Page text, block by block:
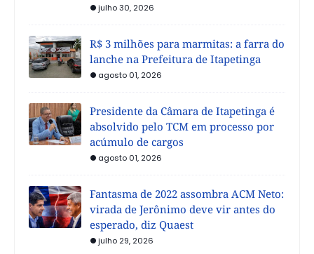
julho 30, 2026
R$ 3 milhões para marmitas: a farra do
lanche na Prefeitura de Itapetinga
agosto 01, 2026
Presidente da Câmara de Itapetinga é
absolvido pelo TCM em processo por
acúmulo de cargos
agosto 01, 2026
Fantasma de 2022 assombra ACM Neto:
virada de Jerônimo deve vir antes do
esperado, diz Quaest
julho 29, 2026